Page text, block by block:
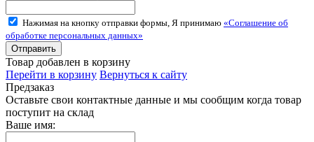
Нажимая на кнопку отправки формы, Я принимаю «Соглашение об
обработке персональных данных»
Товар добавлен в корзину
Перейти в корзину Вернуться к сайту
Предзаказ
Оставьте свои контактные данные и мы сообщим когда товар
поступит на склад
Ваше имя: